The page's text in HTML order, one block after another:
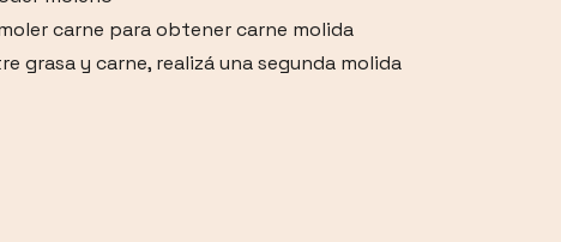
carne para obtener carne molida
grasa y carne, realizá una segunda molida